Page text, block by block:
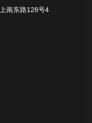
质）系列
套装系列
南东路128号4